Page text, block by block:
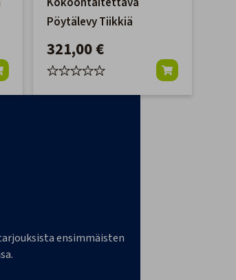
Pöytälevy Tiikkiä
321,00 €
ensimmäisten